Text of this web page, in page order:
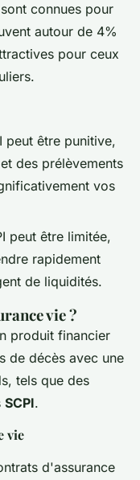
connues pour
autour de 4%
pour ceux
peut être punitive,
des prélèvements
vos
peut être limitée,
rapidement
de liquidités.
vie ?
produit financier
de décès avec une
tels que des
SCPI.
vie
d'assurance